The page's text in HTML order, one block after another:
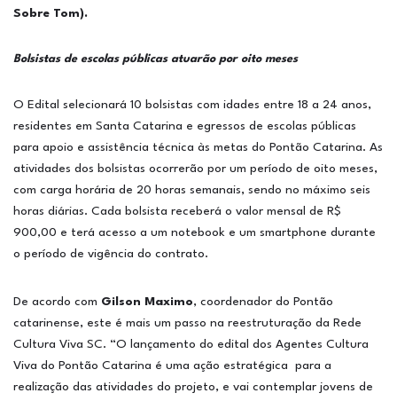
Sobre Tom).
Bolsistas de escolas públicas atuarão por oito meses
O Edital selecionará 10 bolsistas com idades entre 18 a 24 anos,
residentes em Santa Catarina e egressos de escolas públicas
para apoio e assistência técnica às metas do Pontão Catarina. As
atividades dos bolsistas ocorrerão por um período de oito meses,
com carga horária de 20 horas semanais, sendo no máximo seis
horas diárias. Cada bolsista receberá o valor mensal de R$
900,00 e terá acesso a um notebook e um smartphone durante
o período de vigência do contrato.
De acordo com Gilson Maximo, coordenador do Pontão
catarinense, este é mais um passo na reestruturação da Rede
Cultura Viva SC. “O lançamento do edital dos Agentes Cultura
Viva do Pontão Catarina é uma ação estratégica para a
realização das atividades do projeto, e vai contemplar jovens de